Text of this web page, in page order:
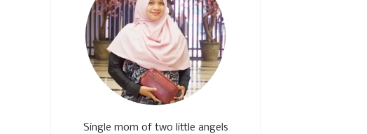
Single mom of two little angels